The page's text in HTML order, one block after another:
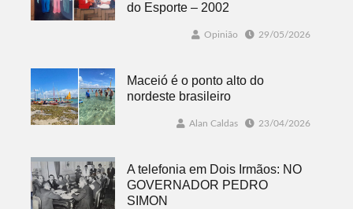
do Esporte – 2002
Opinião 29/05/2026
Maceió é o ponto alto do
nordeste brasileiro
Alan Caldas 23/04/2026
A telefonia em Dois Irmãos: NO
GOVERNADOR PEDRO
SIMON